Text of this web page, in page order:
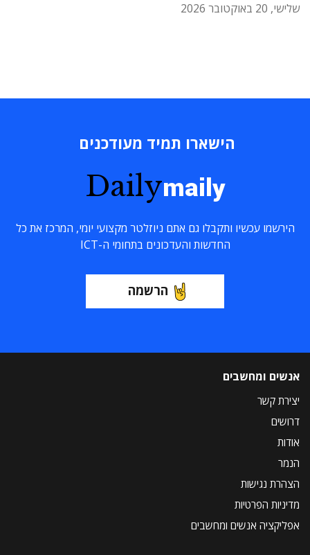
שלישי, 20 באוקטובר 2026
הישארו תמיד מעודכנים
Dailymaily
הירשמו עכשיו ותקבלו גם אתם ניוזלטר מקצועי יומי, המרכז את כל
החדשות והעדכונים בתחומי ה-ICT
הרשמה
אנשים ומחשבים
יצירת קשר
דרושים
אודות
הנמר
הצהרת נגישות
מדיניות הפרטיות
אפליקציה אנשים ומחשבים